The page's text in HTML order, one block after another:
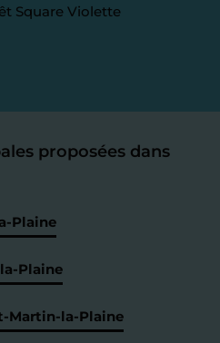
Square Violette
proposées dans
Plaine
Plaine
Martin-la-Plaine